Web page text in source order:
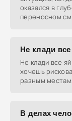
оказался в
переносном
Не клади
Не клади все
хочешь
разным
В делах